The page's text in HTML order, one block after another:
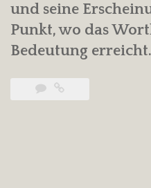
und seine
Punkt, wo das
Bedeutung erreicht.